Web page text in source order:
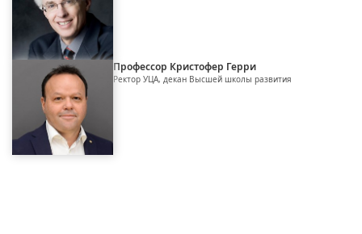
Профессор Кристофер Герри
Ректор УЦА, декан Высшей школы развития